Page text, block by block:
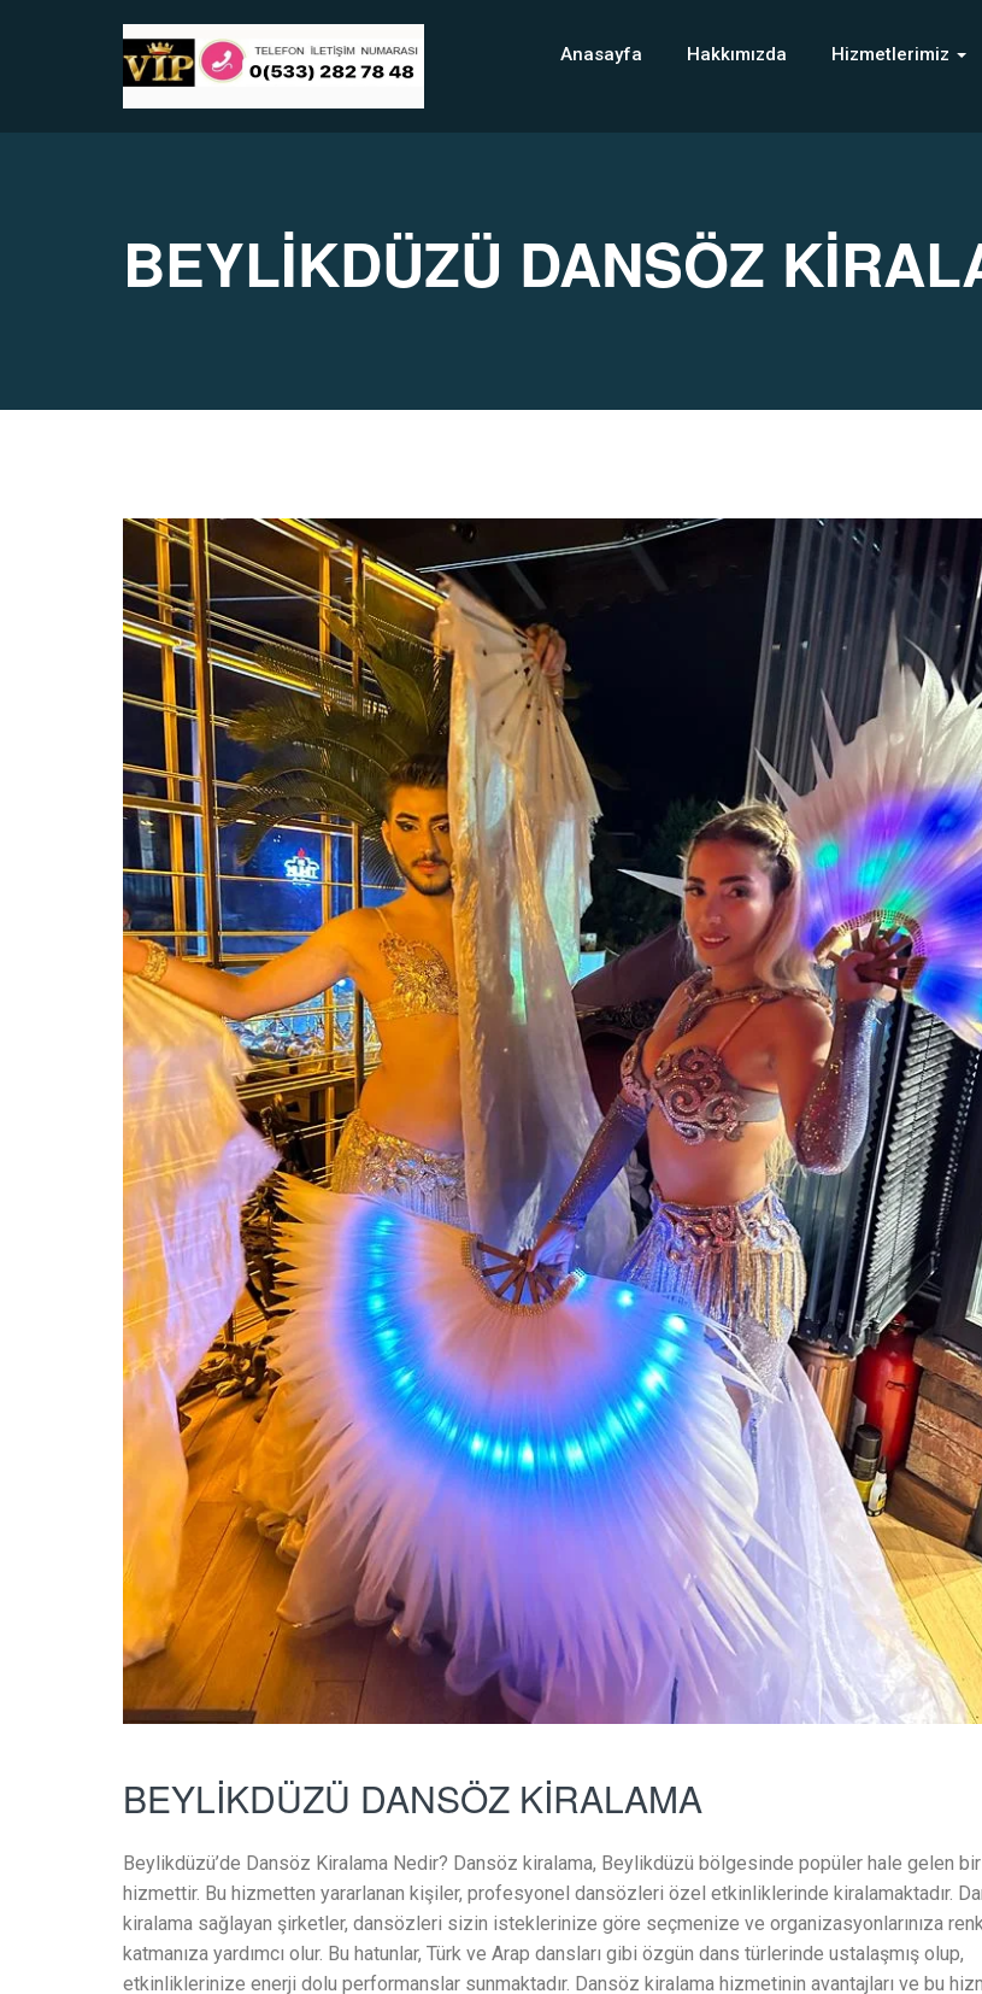
Anasayfa Hakkımızda Hizmetlerimiz
BEYLİKDÜZÜ DANSÖZ
BEYLİKDÜZÜ DANSÖZ KİRALAMA
Beylikdüzü’de Dansöz Kiralama Nedir? Dansöz kiralama, Beylikdüzü bölgesinde popüler hale gelen bir
hizmettir. Bu hizmetten yararlanan kişiler, profesyonel dansözleri özel etkinliklerinde kiralamaktadır.
kiralama sağlayan şirketler, dansözleri sizin isteklerinize göre seçmenize ve organizasyonlarınıza
katmanıza yardımcı olur. Bu hatunlar, Türk ve Arap dansları gibi özgün dans türlerinde ustalaşmış olup,
etkinliklerinize enerji dolu performanslar sunmaktadır. Dansöz kiralama hizmetinin avantajları ve bu